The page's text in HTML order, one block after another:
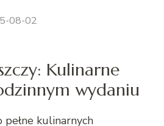
08-02
Kulinarne
wydaniu
kulinarnych